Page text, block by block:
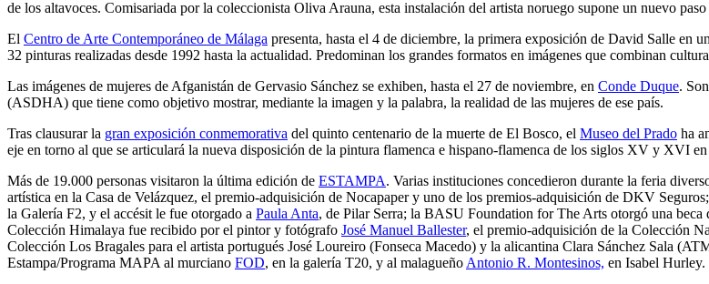
de los altavoces. Comisariada por la coleccionista Oliva Arauna, esta instalación del artista noruego supone un nuevo
El Centro de Arte Contemporáneo de Málaga presenta, hasta el 4 de diciembre, la primera exposición de David Salle en
32 pinturas realizadas desde 1992 hasta la actualidad. Predominan los grandes formatos en imágenes que combinan
Las imágenes de mujeres de Afganistán de Gervasio Sánchez se exhiben, hasta el 27 de noviembre, en Conde Duque.
(ASDHA) que tiene como objetivo mostrar, mediante la imagen y la palabra, la realidad de las mujeres de ese país.
Tras clausurar la gran exposición conmemorativa del quinto centenario de la muerte de El Bosco, el Museo del Prado ha
eje en torno al que se articulará la nueva disposición de la pintura flamenca e hispano-flamenca de los siglos XV y XVI
Más de 19.000 personas visitaron la última edición de ESTAMPA. Varias instituciones concedieron durante la feria
artística en la Casa de Velázquez, el premio-adquisición de Nocapaper y uno de los premios-adquisición de DKV
la Galería F2, y el accésit le fue otorgado a Paula Anta, de Pilar Serra; la BASU Foundation for The Arts otorgó una
Colección Himalaya fue recibido por el pintor y fotógrafo José Manuel Ballester, el premio-adquisición de la Colección
Colección Los Bragales para el artista portugués José Loureiro (Fonseca Macedo) y la alicantina Clara Sánchez Sala
Estampa/Programa MAPA al murciano FOD, en la galería T20, y al malagueñoAntonio R. Montesinos, en Isabel Hurley.